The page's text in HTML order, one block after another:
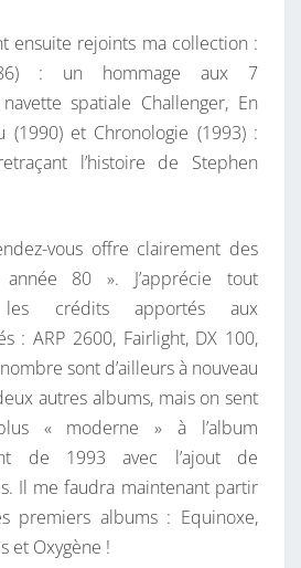
ensuite rejoints ma collection :
: un hommage aux 7
spatiale Challenger, En
(1990) et Chronologie (1993) :
l’histoire de Stephen
vous offre clairement des
80 ». J’apprécie tout
les crédits apportés aux
: ARP 2600, Fairlight, DX 100,
sont d’ailleurs à nouveau
autres albums, mais on sent
« moderne » à l’album
de 1993 avec l’ajout de
Il me faudra maintenant partir
premiers albums : Equinoxe,
et Oxygène !